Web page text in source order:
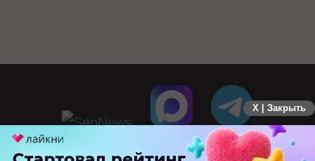
X | Закрыть
ПЕРЕЙТИ НА ПОЛНУЮ ВЕРСИЮ